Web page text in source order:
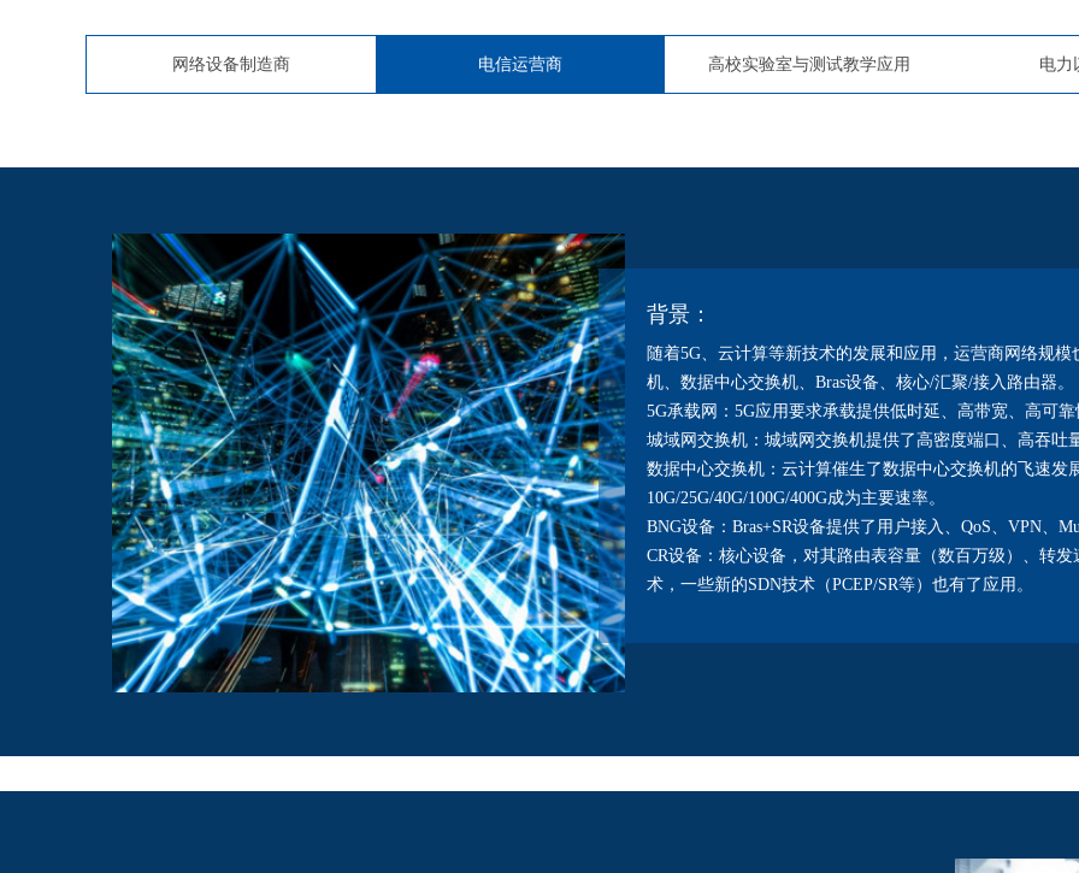
背景：
随着5G、云计算等新技术的发展和应用，运营商网络规
机、数据中心交换机、Bras设备、核心/汇聚/接入路由器。
5G承载网：5G应用要求承载提供低时延、高带宽、高可
城域网交换机：城域网交换机提供了高密度端口、高吞吐
数据中心交换机：云计算催生了数据中心交换机的飞速发
10G/25G/40G/100G/400G成为主要速率。
BNG设备：Bras+SR设备提供了用户接入、QoS、VPN、
CR设备：核心设备，对其路由表容量（数百万级）、转
术，一些新的SDN技术（PCEP/SR等）也有了应用。
网络设备制造商 电信运营商 高校实验室与测试教学应用 电力